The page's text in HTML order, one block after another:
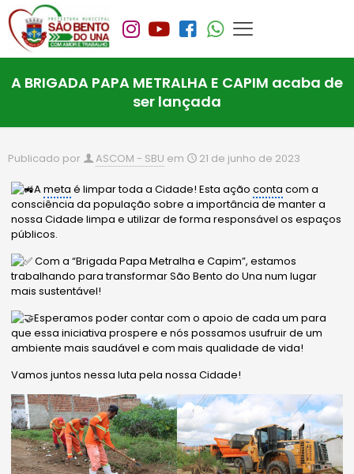
A BRIGADA PAPA METRALHA E CAPIM acaba de
ser lançada
Publicado por ASCOM - SBU em 21 de junho de 2023
Ameta é limpar toda a Cidade! Esta açãoconta com a
consciência da população sobre a importância de manter a
nossa Cidade limpa e utilizar de forma responsável os espaços
públicos.
Com a “Brigada Papa Metralha e Capim”, estamos
trabalhando para transformar São Bento do Una num lugar
mais sustentável!
Esperamos poder contar com o apoio de cada um para
que essa iniciativa prospere e nós possamos usufruir de um
ambientemais saudável e com mais qualidade de vida!
Vamos juntos nessa luta pela nossa Cidade!